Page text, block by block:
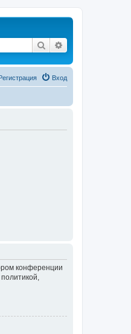
Поиск
Вход
конференции